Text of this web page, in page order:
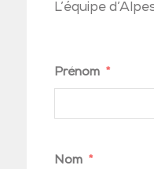
L’équipe
Prénom
Nom